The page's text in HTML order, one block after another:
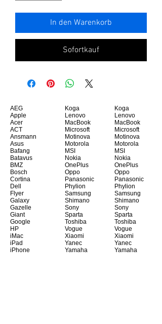
In den Warenkorb
Sofortkauf
AEG
Apple
Acer
ACT
Ansmann
Asus
Bafang
Batavus
BMZ
Bosch
Cortina
Dell
Flyer
Galaxy
Gazelle
Giant
Google
HP
iMac
iPad
iPhone
Koga
Lenovo
MacBook
Microsoft
Motinova
Motorola
MSI
Nokia
OnePlus
Oppo
Panasonic
Phylion
Samsung
Shimano
Sony
Sparta
Toshiba
Vogue
Xiaomi
Yanec
Yamaha
Koga
Lenovo
MacBook
Microsoft
Motinova
Motorola
MSI
Nokia
OnePlus
Oppo
Panasonic
Phylion
Samsung
Shimano
Sony
Sparta
Toshiba
Vogue
Xiaomi
Yanec
Yamaha